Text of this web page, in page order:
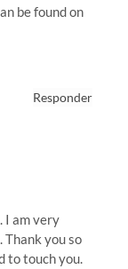
be found on
Responder
I am very
you so
to touch you.